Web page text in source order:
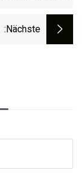
:nächste